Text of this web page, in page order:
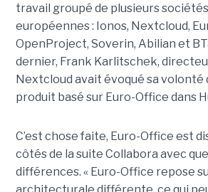
travail groupé de plusieurs
européennes : Ionos, Nextcloud,
OpenProject, Soverin, Abilian et
dernier, Frank Karlitschek,
Nextcloud avait évoqué sa volonté
produit basé sur Euro-Office dans
C’est chose faite, Euro-Office est
côtés de la suite Collabora avec
différences. « Euro-Office repose